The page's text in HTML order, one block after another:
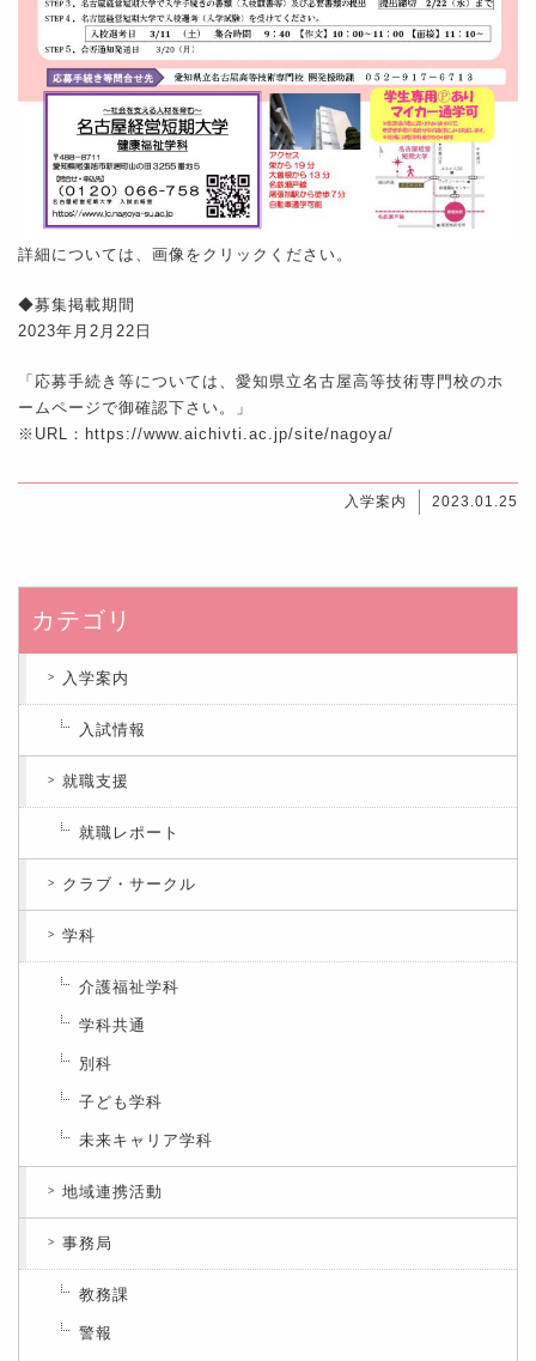
詳細については、画像をクリックください。
◆募集掲載期間
2023年月2月22日
「応募手続き等については、愛知県立名古屋高等技術専門校のホ
ームページで御確認下さい。」
※URL：https://www.aichivti.ac.jp/site/nagoya/
入学案内 2023.01.25
カテゴリ
入学案内
入試情報
就職支援
就職レポート
クラブ・サークル
学科
介護福祉学科
学科共通
別科
子ども学科
未来キャリア学科
地域連携活動
事務局
教務課
警報